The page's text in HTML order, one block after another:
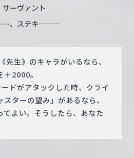
サーヴァント
ステキ―――
先生》のキャラがいるなら、
2000。
ドがアタックした時、クライ
ターの望み」があるなら、
てよい。そうしたら、あなた